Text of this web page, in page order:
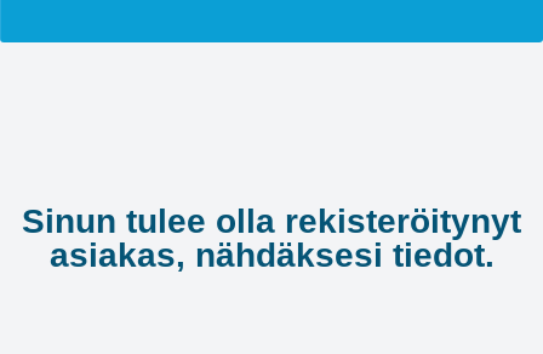
Sinun tulee olla rekisteröitynyt
asiakas, nähdäksesi tiedot.